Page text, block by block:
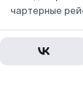
чартерные